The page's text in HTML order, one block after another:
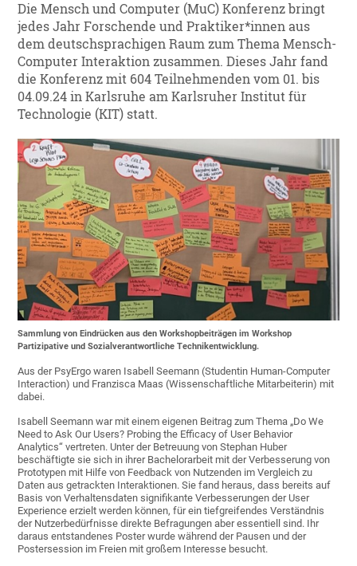
Die Mensch und Computer (MuC) Konferenz bringt
jedes Jahr Forschende und Praktiker*innen aus
dem deutschsprachigen Raum zum Thema Mensch-
Computer Interaktion zusammen. Dieses Jahr fand
die Konferenz mit 604 Teilnehmenden vom 01. bis
04.09.24 in Karlsruhe am Karlsruher Institut für
Technologie (KIT) statt.
Sammlung von Eindrücken aus den Workshopbeiträgen im Workshop
Partizipative und Sozialverantwortliche Technikentwicklung.
Aus der PsyErgo waren Isabell Seemann (Studentin Human-Computer
Interaction) und Franzisca Maas (Wissenschaftliche Mitarbeiterin) mit
dabei.
Isabell Seemann war mit einem eigenen Beitrag zum Thema „Do We
Need to Ask Our Users? Probing the Efficacy of User Behavior
Analytics“ vertreten. Unter der Betreuung von Stephan Huber
beschäftigte sie sich in ihrer Bachelorarbeit mit der Verbesserung von
Prototypen mit Hilfe von Feedback von Nutzenden im Vergleich zu
Daten aus getrackten Interaktionen. Sie fand heraus, dass bereits auf
Basis von Verhaltensdaten signifikante Verbesserungen der User
Experience erzielt werden können, für ein tiefgreifendes Verständnis
der Nutzerbedürfnisse direkte Befragungen aber essentiell sind. Ihr
daraus entstandenes Poster wurde während der Pausen und der
Postersession im Freien mit großem Interesse besucht.